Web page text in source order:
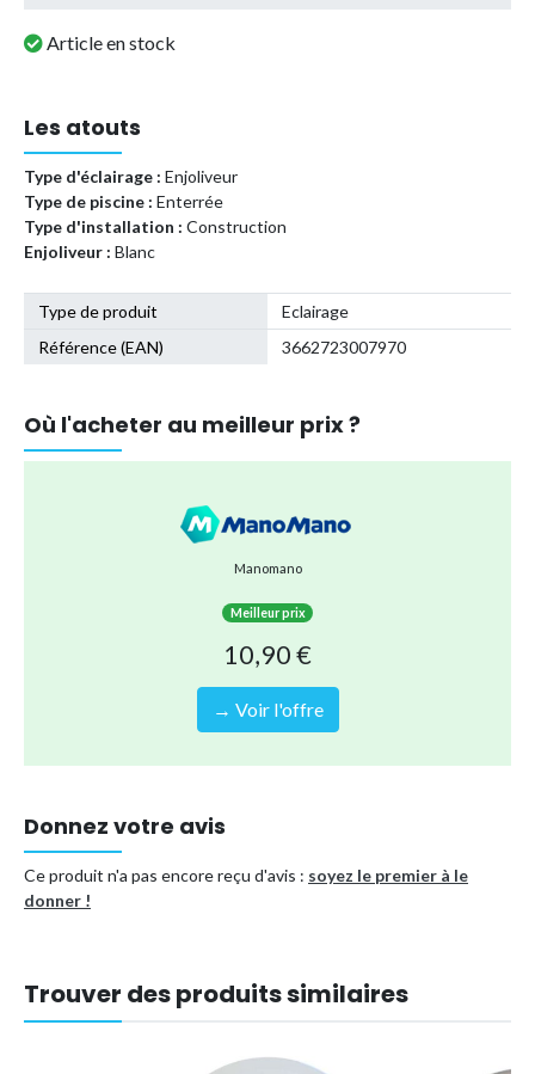
Article en stock
Les atouts
Type d'éclairage : Enjoliveur
Type de piscine : Enterrée
Type d'installation : Construction
Enjoliveur : Blanc
Type de produit
Eclairage
Référence (EAN)
3662723007970
Où l'acheter au meilleur prix ?
Manomano
Meilleur prix
10,90 €
→ Voir l'offre
Donnez votre avis
Ce produit n'a pas encore reçu d'avis : soyez le premier à le
donner !
Trouver des produits similaires